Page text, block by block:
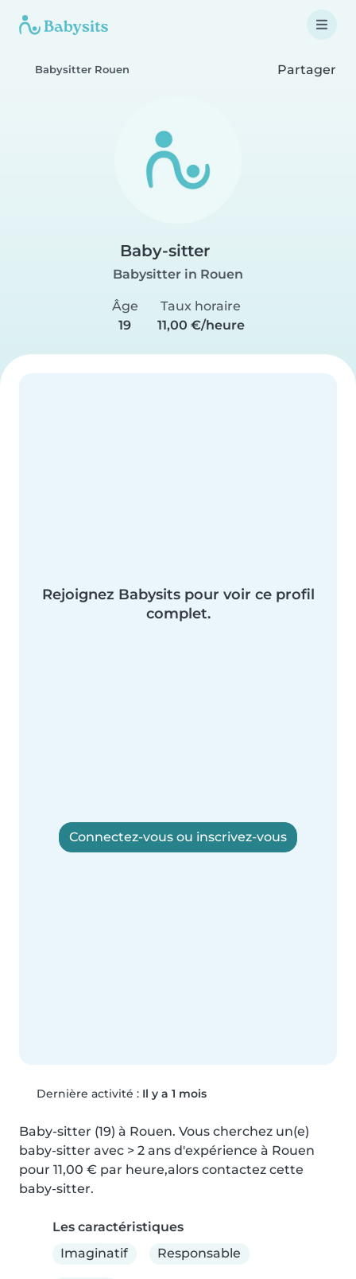
Babysitter Rouen Partager
Baby-sitter
Babysitter in Rouen
Âge
19
Taux horaire
11,00 €/heure
Rejoignez Babysits pour voir ce profil
complet.
Connectez-vous ou inscrivez-vous
Dernière activité : Il y a 1 mois
Baby-sitter (19) à Rouen. Vous cherchez un(e)
baby-sitter avec > 2 ans d'expérience à Rouen
pour 11,00 € par heure,alors contactez cette
baby-sitter.
Les caractéristiques
Imaginatif
Responsable